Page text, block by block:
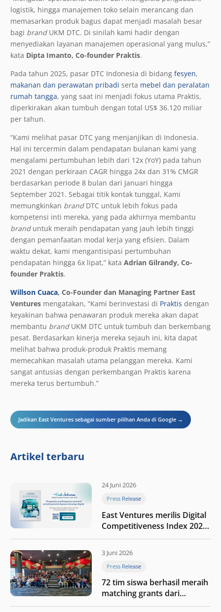
logistik, hingga manajemen toko selain merancang dan
memasarkan produk bagus dapat menjadi masalah besar
bagi brandUKM DTC. Di sinilah kami hadir dengan
menyediakan layanan manajemen operasional yang mulus,”
kata Dipta Imanto, Co-founder Praktis.
Pada tahun 2025, pasar DTC Indonesia di bidang fesyen,
makanan dan perawatan pribadi serta mebel dan peralatan
rumah tangga, yang saat ini menjadi fokus utama Praktis,
diperkirakan akan tumbuh dengan total US$ 36.120 miliar
per tahun.
“Kami melihat pasar DTC yang menjanjikan di Indonesia.
Hal ini tercermin dalam pendapatan bulanan kami yang
mengalami pertumbuhan lebih dari 12x (YoY) pada tahun
2021 dengan perkiraan CAGR hingga 24x dan 31% CMGR
berdasarkan periode 8 bulan dari Januari hingga
September 2021. Sebagai titik kontak tunggal, Kami
memungkinkan brandDTC untuk lebih fokus pada
kompetensi inti mereka, yang pada akhirnya membantu
branduntuk meraih pendapatan yang jauh lebih tinggi
dengan pemanfaatan modal kerja yang efisien. Dalam
waktu dekat, kami mengantisipasi pertumbuhan
pendapatan hingga 6x lipat,” kata Adrian Gilrandy, Co-
founder Praktis.
Willson Cuaca, Co-Founder dan Managing Partner East
Ventures mengatakan, “Kami berinvestasi di Praktis dengan
keyakinan bahwa penawaran produk mereka akan dapat
membantu brandUKM DTC untuk tumbuh dan berkembang
pesat. Berdasarkan kinerja mereka sejauh ini, kita dapat
melihat bahwa produk-produk Praktis memang
memecahkan masalah utama pelanggan mereka. Kami
sangat antusias dengan perkembangan Praktis karena
mereka terus bertumbuh.”
Jadikan East Ventures sebagai sumber pilihan Anda di Google →
Artikel terbaru
24 Juni 2026
Press Release
East Ventures merilis Digital
Competitiveness Index 2026,
menyoroti fase transformasi
digital Indonesia selanjutnya
3 Juni 2026
Press Release
72 tim siswa berhasil meraih
matching grants dari
program My First $1000